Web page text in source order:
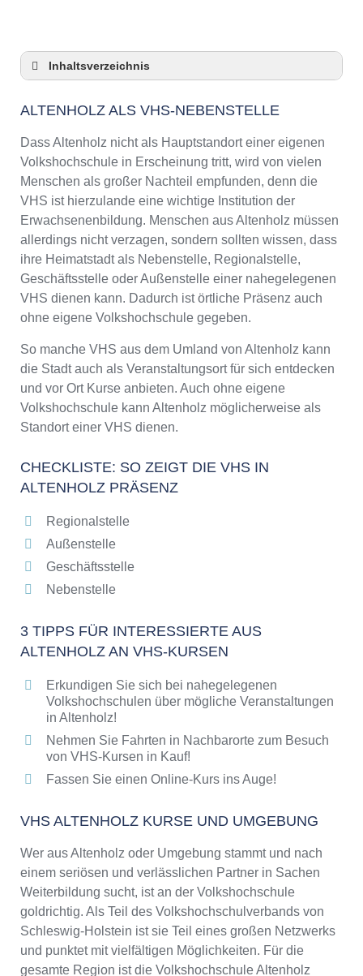
Inhaltsverzeichnis
Checkliste: So zeigt die VHS in Altenholz
3 Tipps für Interessierte aus Altenholz an VHS-
Kursen
VHS Altenholz Kurse und Umgebung
VHS Altenholz – Öffnungszeiten und
Telefonnummer
Online-Kurse – Alternative Angebote zu einem
Top-Kurse an der Abendschule Altenholz
Weiterbildung in Altenholz
ALTENHOLZ ALS VHS-NEBENSTELLE
Dass Altenholz nicht als Hauptstandort einer eigenen
Volkshochschule in Erscheinung tritt, wird von vielen
Menschen als großer Nachteil empfunden, denn die
VHS ist hierzulande eine wichtige Institution der
Erwachsenenbildung. Menschen aus Altenholz müssen
allerdings nicht verzagen, sondern sollten wissen, dass
ihre Heimatstadt als Nebenstelle, Regionalstelle,
Geschäftsstelle oder Außenstelle einer nahegelegenen
VHS dienen kann. Dadurch ist örtliche Präsenz auch
ohne eigene Volkshochschule gegeben.
So manche VHS aus dem Umland von Altenholz kann
die Stadt auch als Veranstaltungsort für sich entdecken
und vor Ort Kurse anbieten. Auch ohne eigene
Volkshochschule kann Altenholz möglicherweise als
Standort einer VHS dienen.
CHECKLISTE: SO ZEIGT DIE VHS IN
ALTENHOLZ PRÄSENZ
Regionalstelle
Außenstelle
Geschäftsstelle
Nebenstelle
3 TIPPS FÜR INTERESSIERTE AUS
ALTENHOLZ AN VHS-KURSEN
Erkundigen Sie sich bei nahegelegenen
Volkshochschulen über mögliche Veranstaltungen
in Altenholz!
Nehmen Sie Fahrten in Nachbarorte zum Besuch
von VHS-Kursen in Kauf!
Fassen Sie einen Online-Kurs ins Auge!
VHS ALTENHOLZ KURSE UND UMGEBUNG
Wer aus Altenholz oder Umgebung stammt und nach
einem seriösen und verlässlichen Partner in Sachen
Weiterbildung sucht, ist an der Volkshochschule
goldrichtig. Als Teil des Volkshochschulverbands von
Schleswig-Holstein ist sie Teil eines großen Netzwerks
und punktet mit vielfältigen Möglichkeiten. Für die
gesamte Region ist die Volkshochschule Altenholz